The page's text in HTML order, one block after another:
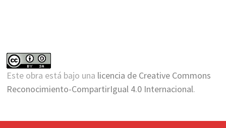
Este obra está bajo una licencia de Creative Commons
Reconocimiento-CompartirIgual 4.0 Internacional.